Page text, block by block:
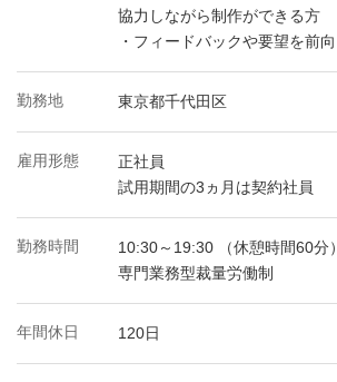
協力しながら制作ができる方
・フィードバックや要望を前
勤務地 東京都千代田区
雇用形態
正社員
試用期間の3ヵ月は契約社員
勤務時間
10:30～19:30 （休憩時間60分）
専門業務型裁量労働制
年間休日 120日